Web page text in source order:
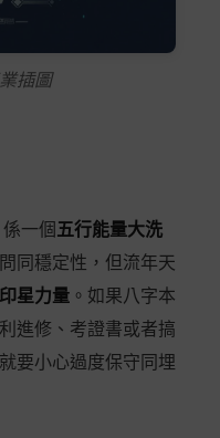
插圖
一個 五行能量大洗
同穩定性，但流年天
印星力量 。如果八字本
進修、考證書或者搞
就要小心過度保守同埋